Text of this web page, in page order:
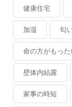
健康住宅
加湿 匂
命の方がもった
壁体内結露
家事の時短